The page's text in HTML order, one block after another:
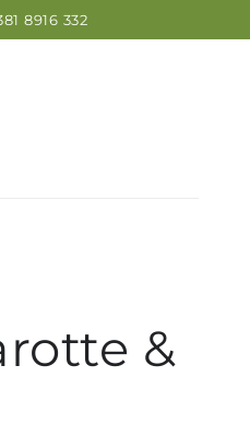
8916 332
&